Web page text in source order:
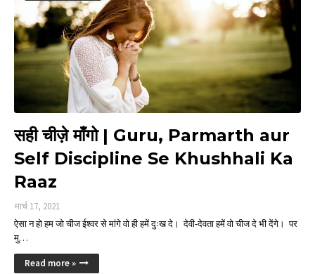
सही चीज़े माँगो | Guru, Parmarth aur
Self Discipline Se Khushhali Ka
Raaz
मार्च 17, 2021
ऐसा न हो हम जो चीज ईश्वर से मांगे वो ही हमें दुःख दे। देवी-देवता हमें वो चीज दे भी देंगे। पर
मु…
Read more »